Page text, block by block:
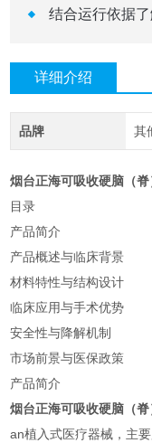
结合运行依据
详细介绍
品牌 其
烟台正海可吸收硬脑（
目录
产品简介
产品概述与临床背景
材料特性与结构设计
临床应用与手术优势
安全性与降解机制
市场前景与医保政策
产品简介
烟台正海可吸收硬脑（
an植入式医疗器械，主